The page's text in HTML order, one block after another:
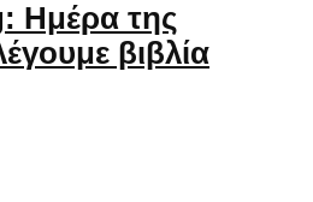
Ημέρα της
βιβλία